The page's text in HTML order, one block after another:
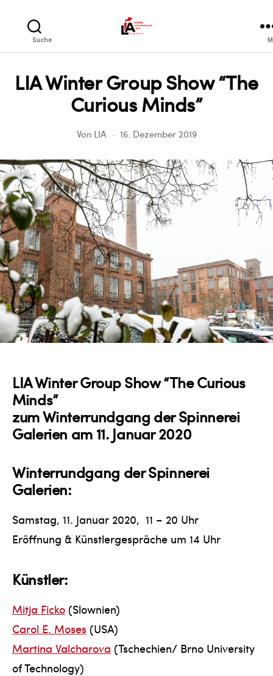
Suche
LIA Winter Group Show “The
Curious Minds”
Von LIA 16. Dezember 2019
LIA Winter Group Show “The Curious
Minds”
zum Winterrundgang der Spinnerei
Galerien am 11. Januar 2020
Winterrundgang der Spinnerei
Galerien:
Samstag, 11. Januar 2020, 11 – 20 Uhr
Eröffnung & Künstlergespräche um 14 Uhr
Künstler:
Mitja Ficko (Slownien)
Carol E. Moses (USA)
Martina Valcharova (Tschechien/ Brno University
of Technology)